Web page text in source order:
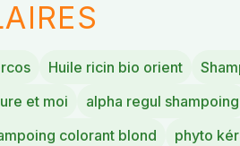
Huile ricin bio orient
et moi alpha regul shampoing
colorant blond phyto